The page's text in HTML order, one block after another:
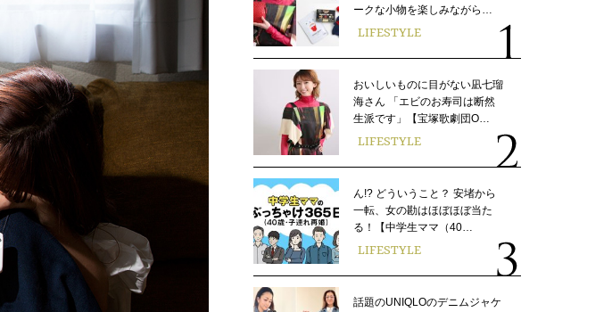
ークな小物を楽しみながら…
LIFESTYLE
おいしいものに目がない凪七瑠
海さん 「エビのお寿司は断然
生派です」【宝塚歌劇団O…
LIFESTYLE
ん!? どういうこと？ 安堵から
一転、女の勘はほぼほぼ当た
る！【中学生ママ（40…
LIFESTYLE
話題のUNIQLOのデニムジャケ